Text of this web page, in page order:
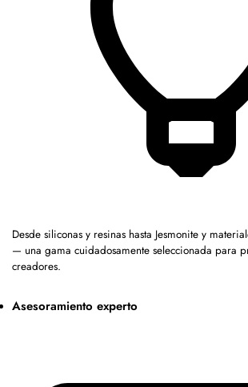
Desde siliconas y resinas hasta Jesmonite y
— una gama cuidadosamente seleccionada para
creadores.
Asesoramiento experto